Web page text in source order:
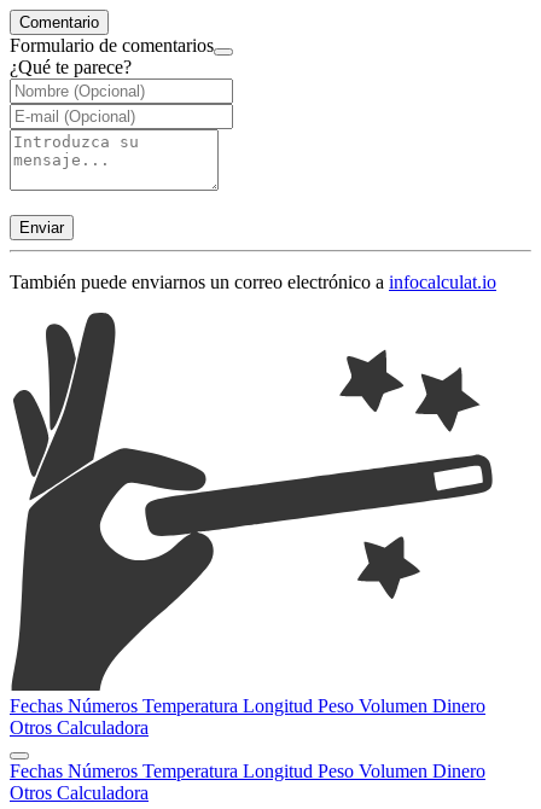
Comentario
Formulario de comentarios
¿Qué te parece?
Enviar
También puede enviarnos un correo electrónico a infocalculat.io
Fechas Números Temperatura Longitud Peso Volumen Dinero
Otros Calculadora
Fechas Números Temperatura Longitud Peso Volumen Dinero
Otros Calculadora